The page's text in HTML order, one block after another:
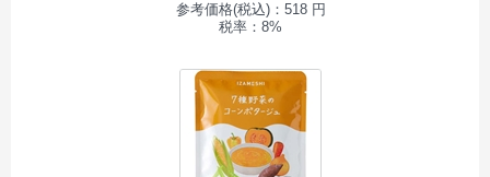
参考価格(税込)：518 円
税率：8%